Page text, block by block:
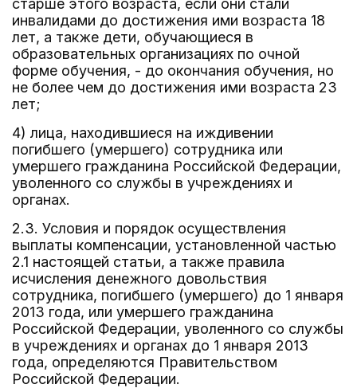
старше этого возраста, если они стали
инвалидами до достижения ими возраста 18
лет, а также дети, обучающиеся в
образовательных организациях по очной
форме обучения, - до окончания обучения, но
не более чем до достижения ими возраста 23
лет;
4) лица, находившиеся на иждивении
погибшего (умершего) сотрудника или
умершего гражданина Российской Федерации,
уволенного со службы в учреждениях и
органах.
2.3. Условия и порядок осуществления
выплаты компенсации, установленной частью
2.1 настоящей статьи, а также правила
исчисления денежного довольствия
сотрудника, погибшего (умершего) до 1 января
2013 года, или умершего гражданина
Российской Федерации, уволенного со службы
в учреждениях и органах до 1 января 2013
года, определяются Правительством
Российской Федерации.